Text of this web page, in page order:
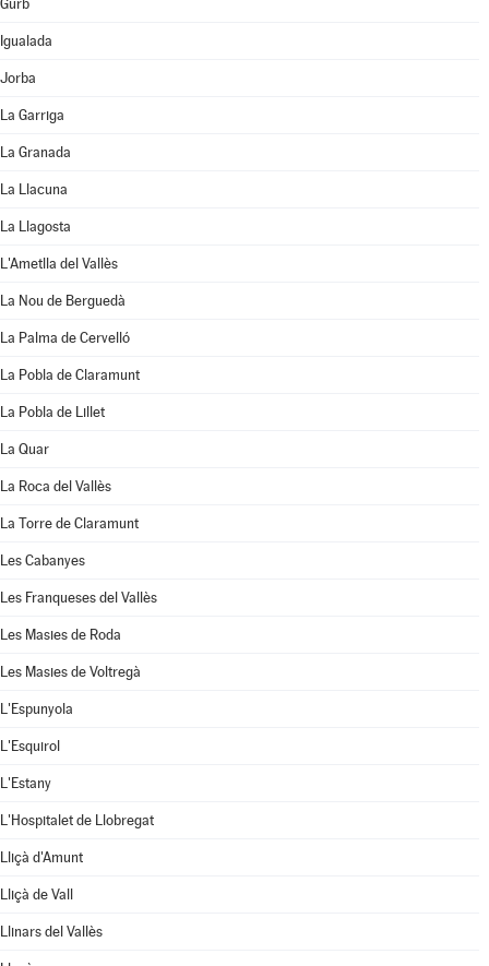
Gurb
Igualada
Jorba
La Garriga
La Granada
La Llacuna
La Llagosta
L'Ametlla del Vallès
La Nou de Berguedà
La Palma de Cervelló
La Pobla de Claramunt
La Pobla de Lillet
La Quar
La Roca del Vallès
La Torre de Claramunt
Les Cabanyes
Les Franqueses del Vallès
Les Masies de Roda
Les Masies de Voltregà
L'Espunyola
L'Esquirol
L'Estany
L'Hospitalet de Llobregat
Lliçà d'Amunt
Lliçà de Vall
Llinars del Vallès